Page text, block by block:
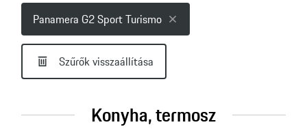
Panamera G2 Sport Turismo
Szűrők visszaállítása
Konyha, termosz